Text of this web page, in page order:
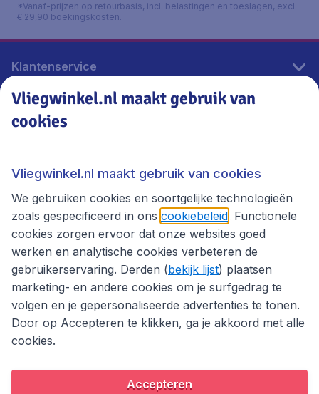
*Vanaf-prijzen op retourbasis, incl. belastingen en toeslagen, excl.
€ 29,90 boekingskosten.
Klantenservice
Vliegwinkel.nl
Thema's
Privacybeleid
Vliegwinkel.nl maakt gebruik van
cookies
Vliegwinkel.nl maakt gebruik van cookies
We gebruiken cookies en soortgelijke technologieën
zoals gespecificeerd in ons cookiebeleid . Functionele
cookies zorgen ervoor dat onze websites goed
werken en analytische cookies verbeteren de
gebruikerservaring. Derden (bekijk lijst) plaatsen
marketing- en andere cookies om je surfgedrag te
volgen en je gepersonaliseerde advertenties te tonen.
Door op Accepteren te klikken, ga je akkoord met alle
cookies.
Accepteren